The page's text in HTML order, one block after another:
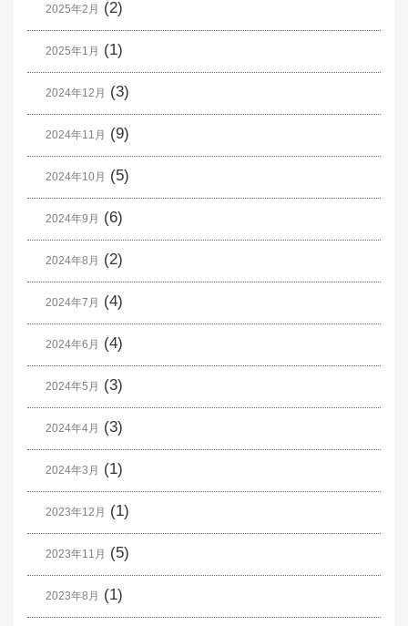
2025年2月 (2)
2025年1月 (1)
2024年12月 (3)
2024年11月 (9)
2024年10月 (5)
2024年9月 (6)
2024年8月 (2)
2024年7月 (4)
2024年6月 (4)
2024年5月 (3)
2024年4月 (3)
2024年3月 (1)
2023年12月 (1)
2023年11月 (5)
2023年8月 (1)